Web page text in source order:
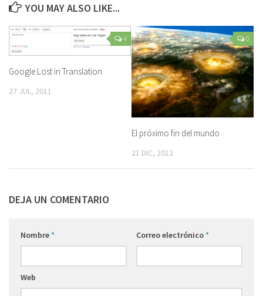
YOU MAY ALSO LIKE...
4
Google Lost in Translation
27 JUL, 2011
0
El próximo fin del mundo
21 DIC, 2012
DEJA UN COMENTARIO
Nombre* Correo electrónico*
Web